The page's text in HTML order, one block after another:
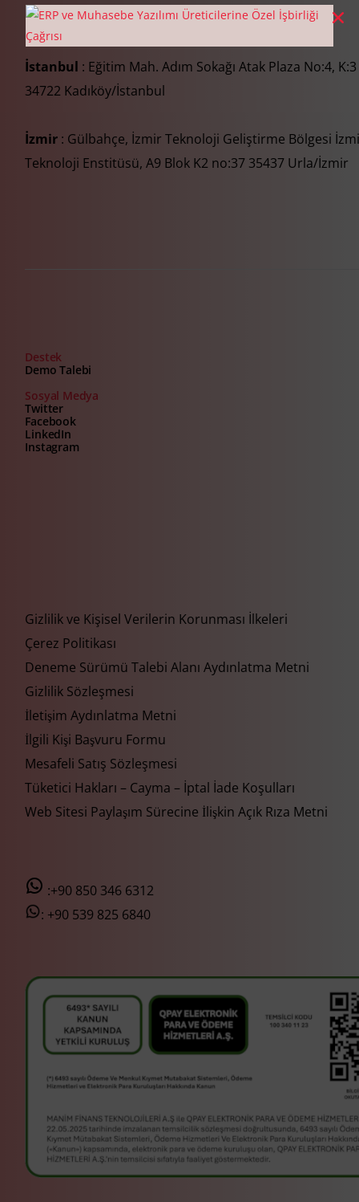
İstanbul : Eğitim Mah. Adım Sokağı Atak Plaza No:4,
34722 Kadıköy/İstanbul
İzmir : Gülbahçe, İzmir Teknoloji Geliştirme Bölgesi
Teknoloji Enstitüsü, A9 Blok K2 no:37 35437 Urla/İzmir
Destek
Demo Talebi
Sosyal Medya
Twitter
Facebook
LinkedIn
Instagram
Gizlilik ve Kişisel Verilerin Korunması İlkeleri
Çerez Politikası
Deneme Sürümü Talebi Alanı Aydınlatma Metni
Gizlilik Sözleşmesi
İletişim Aydınlatma Metni
İlgili Kişi Başvuru Formu
Mesafeli Satış Sözleşmesi
Tüketici Hakları – Cayma – İptal İade Koşulları
Web Sitesi Paylaşım Sürecine İlişkin Açık Rıza Metni
:+90 850 346 6312
: +90 539 825 6840